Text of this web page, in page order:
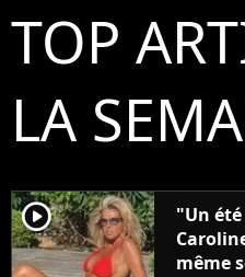
TOP
LA
player2
"Un
même